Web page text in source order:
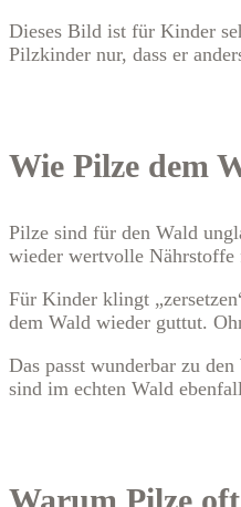
Dieses Bild ist für Kinder
Pilzkinder nur, dass er
Wie Pilze dem
Pilze sind für den Wald
wieder wertvolle Nährstoffe
Für Kinder klingt
dem Wald wieder guttut.
Das passt wunderbar zu
sind im echten Wald
Warum Pilze